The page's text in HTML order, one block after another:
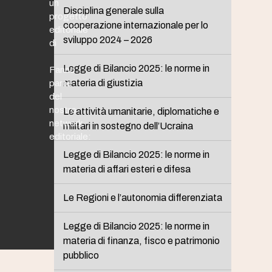
Disciplina generale sulla
cooperazione internazionale per lo
sviluppo 2024 – 2026
Legge di Bilancio 2025: le norme in
materia di giustizia
Le attività umanitarie, diplomatiche e
militari in sostegno dell’Ucraina
Legge di Bilancio 2025: le norme in
materia di affari esteri e difesa
Le Regioni e l’autonomia differenziata
Legge di Bilancio 2025: le norme in
materia di finanza, fisco e patrimonio
pubblico
un
progetto
editoriale
di
Fanno
parte
del
nostro
network
editoriale: